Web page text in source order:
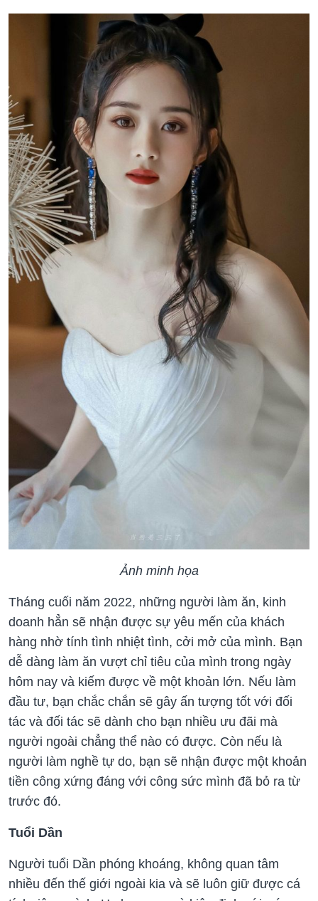
Ảnh minh họa
Tháng cuối năm 2022, những người làm ăn, kinh
doanh hẳn sẽ nhận được sự yêu mến của khách
hàng nhờ tính tình nhiệt tình, cởi mở của mình. Bạn
dễ dàng làm ăn vượt chỉ tiêu của mình trong ngày
hôm nay và kiếm được về một khoản lớn. Nếu làm
đầu tư, bạn chắc chắn sẽ gây ấn tượng tốt với đối
tác và đối tác sẽ dành cho bạn nhiều ưu đãi mà
người ngoài chẳng thể nào có được. Còn nếu là
người làm nghề tự do, bạn sẽ nhận được một khoản
tiền công xứng đáng với công sức mình đã bỏ ra từ
trước đó.
Tuổi Dần
Người tuổi Dần phóng khoáng, không quan tâm
nhiều đến thế giới ngoài kia và sẽ luôn giữ được cá